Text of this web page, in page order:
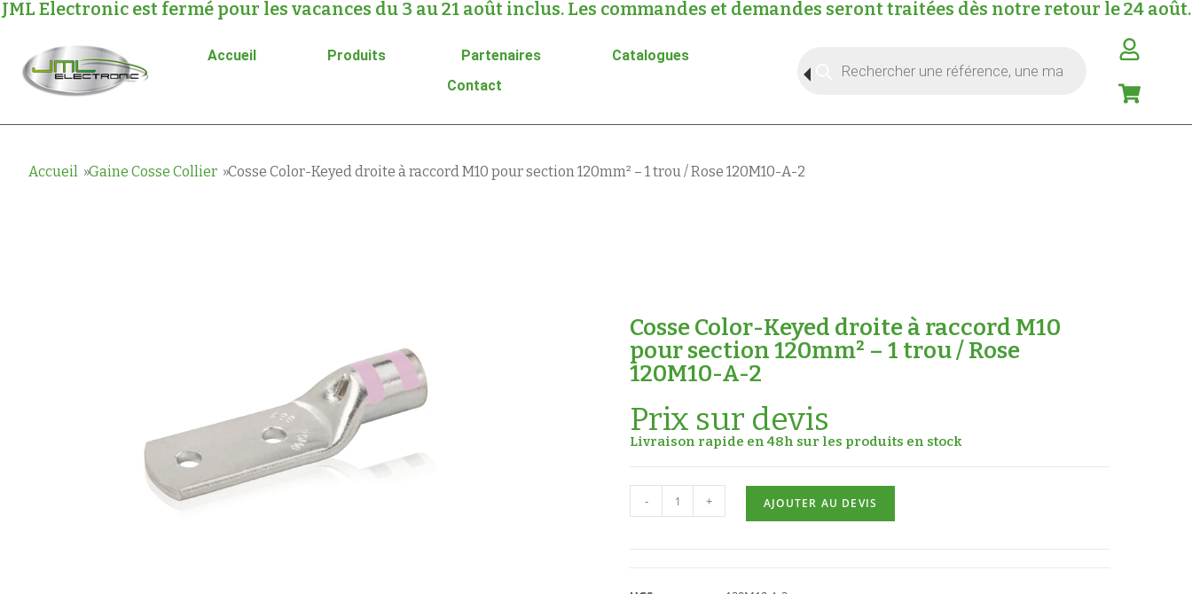
JML Electronic est fermé pour les vacances du 3 au 21 août inclus. Les commandes et demandes seront traitées dès notre retour le 24 août.
Accueil Produits Partenaires
Catalogues
Contact
Accueil Gaine Cosse Collier Cosse Color-Keyed droite à raccord M10 pour section 120mm² – 1 trou / Rose 120M10-A-2
Cosse Color-Keyed droite à raccord M10
pour section 120mm² – 1 trou / Rose
120M10-A-2
Prix sur devis
Livraison rapide en 48h sur les produits en stock
- + AJOUTER AU DEVIS